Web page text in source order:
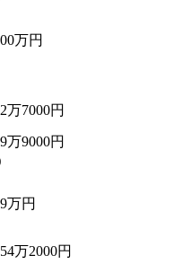
万円
万7000円
万9000円
万円
万2000円